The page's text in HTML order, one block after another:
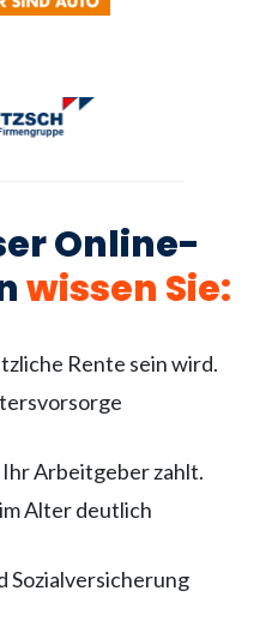
Online-
wissen Sie:
Rente sein wird.
Arbeitgeber zahlt.
Alter deutlich
Sozialversicherung